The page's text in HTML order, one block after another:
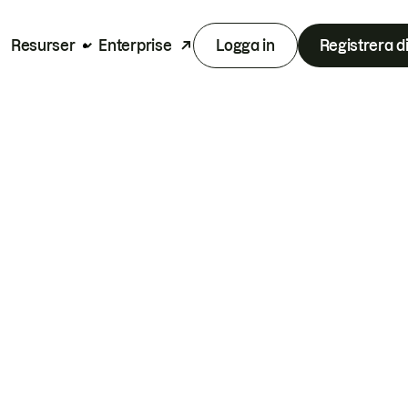
Resurser Enterprise Logga in Registrera